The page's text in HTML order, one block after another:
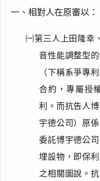
一、相對人在原審以：
㈠第三人上田隆幸
音性能調整型
（下稱系爭專
合約，專屬授
利。而抗告人
宇德公司）原
委託博宇德公
埋設物，即保
之相關圖說。